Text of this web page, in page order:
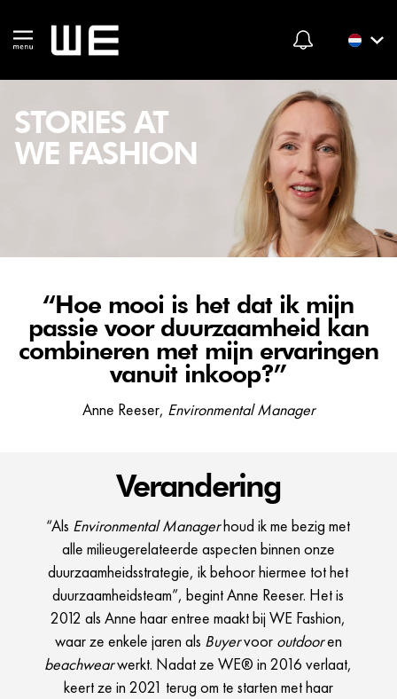
STORIES AT
WE FASHION
“Hoe mooi is het dat ik mijn
passie voor duurzaamheid kan
combineren met mijn ervaringen
vanuit inkoop?”
Anne Reeser, Environmental Manager
Verandering
“Als Environmental Managerhoud ik me bezig met
alle milieugerelateerde aspecten binnen onze
duurzaamheidsstrategie, ik behoor hiermee tot het
duurzaamheidsteam”, begint Anne Reeser. Het is
2012 als Anne haar entree maakt bij WE Fashion,
waar ze enkele jaren als Buyervoor outdooren
beachwearwerkt. Nadat ze WE® in 2016 verlaat,
keert ze in 2021 terug om te starten met haar